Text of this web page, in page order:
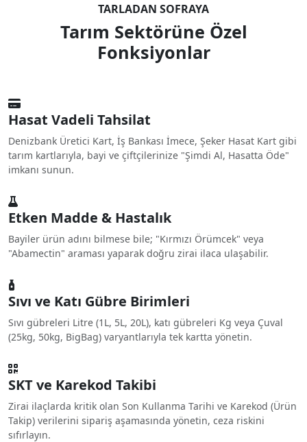
TARLADAN SOFRAYA
Tarım Sektörüne Özel
Fonksiyonlar
Hasat Vadeli Tahsilat
Denizbank Üretici Kart, İş Bankası İmece, Şeker Hasat Kart gibi
tarım kartlarıyla, bayi ve çiftçilerinize "Şimdi Al, Hasatta Öde"
imkanı sunun.
Etken Madde & Hastalık
Bayiler ürün adını bilmese bile; "Kırmızı Örümcek" veya
"Abamectin" araması yaparak doğru zirai ilaca ulaşabilir.
Sıvı ve Katı Gübre Birimleri
Sıvı gübreleri Litre (1L, 5L, 20L), katı gübreleri Kg veya Çuval
(25kg, 50kg, BigBag) varyantlarıyla tek kartta yönetin.
SKT ve Karekod Takibi
Zirai ilaçlarda kritik olan Son Kullanma Tarihi ve Karekod (Ürün
Takip) verilerini sipariş aşamasında yönetin, ceza riskini
sıfırlayın.